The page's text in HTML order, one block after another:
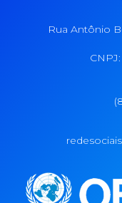
Rua Antônio